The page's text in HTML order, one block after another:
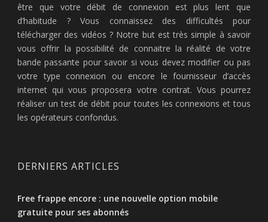
être que votre débit de connexion est plus lent que
d’habitude ? Vous connaissez des difficultés pour
télécharger des vidéos ? Notre but est très simple à savoir
vous offrir la possibilité de connaitre la réalité de votre
bande passante pour savoir si vous devez modifier ou pas
votre type connexion ou encore le fournisseur d’accès
internet qui vous proposera votre contrat. Vous pourrez
réaliser un test de débit pour toutes les connexions et tous
les opérateurs confondus.
DERNIERS ARTICLES
Free frappe encore : une nouvelle option mobile
gratuite pour ses abonnés